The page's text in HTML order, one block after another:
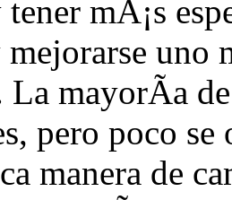
mÃ¡s
uno
La mayorÃ­a
pero poco
manera de